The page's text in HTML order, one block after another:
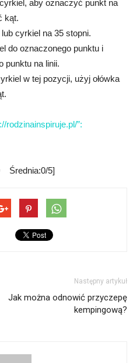
aby oznaczyć punkt na
kąt.
cyrkiel na 35 stopni.
do oznaczonego punktu i
punktu na linii.
w tej pozycji, użyj ołówka
rodzinainspiruje.pl/”:
Średnia:0/5]
Następny artykuł
Jak można odnowić przyczepę
kempingową?